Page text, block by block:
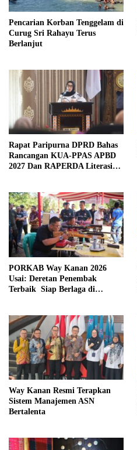
Pencarian Korban Tenggelam di
Curug Sri Rahayu Terus
Berlanjut
Rapat Paripurna DPRD Bahas
Rancangan KUA-PPAS APBD
2027 Dan RAPERDA Literasi
PORKAB Way Kanan 2026
Usai: Deretan Penembak
Terbaik Siap Berlaga di
Way Kanan Resmi Terapkan
Sistem Manajemen ASN
Bertalenta